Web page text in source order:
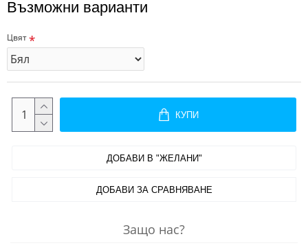
Възможни варианти
Цвят
КУПИ
ДОБАВИ В "ЖЕЛАНИ"
ДОБАВИ ЗА СРАВНЯВАНЕ
Защо нас?